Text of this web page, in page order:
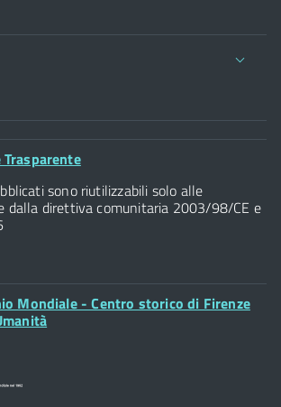
- 50122, Firenze
Certificata
sono riutilizzabili solo alle
dalla direttiva comunitaria 2003/98/CE e
Mondiale - Centro storico di Firenze